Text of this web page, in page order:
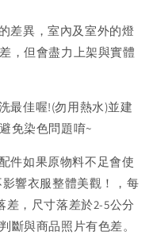
差異，室內及室外的燈
，但會盡力上架與實體
最佳喔!(勿用熱水)並建
免染色問題唷~
件如果原物料不足會使
響衣服整體美觀！，每
，尺寸落差於2-5公分
斷與商品照片有色差。